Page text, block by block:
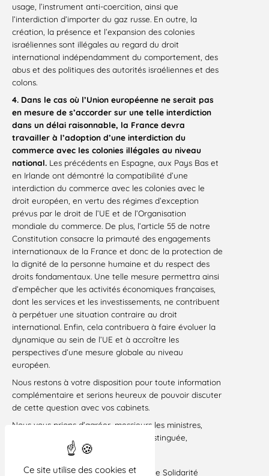
Ce site utilise des cookies et
usage, l’instrument anti-coercition, ainsi que
l’interdiction d’importer du gaz russe. En outre, la
création, la présence et l’expansion des colonies
israéliennes sont illégales au regard du droit
international indépendamment du comportement, des
abus et des politiques des autorités israéliennes et des
colons.
4. Dans le cas où l’Union européenne ne serait pas
en mesure de s’accorder sur une telle interdiction
dans un délai raisonnable, la France devra
travailler à l’adoption d’une interdiction du
commerce avec les colonies illégales au niveau
national. Les précédents en Espagne, aux Pays Bas et
en Irlande ont démontré la compatibilité d’une
interdiction du commerce avec les colonies avec le
droit européen, en vertu des régimes d’exception
prévus par le droit de l’UE et de l’Organisation
mondiale du commerce. De plus, l’article 55 de notre
Constitution consacre la primauté des engagements
internationaux de la France et donc de la protection de
la dignité de la personne humaine et du respect des
droits fondamentaux. Une telle mesure permettra ainsi
d’empêcher que les activités économiques françaises,
dont les services et les investissements, ne contribuent
à perpétuer une situation contraire au droit
international. Enfin, cela contribuera à faire évoluer la
dynamique au sein de l’UE et à accroître les
perspectives d’une mesure globale au niveau
européen.
Nous restons à votre disposition pour toute information
complémentaire et serions heureux de pouvoir discuter
de cette question avec vos cabinets.
Nous vous prions d’agréer, messieurs les ministres,
l’expression de notre considération distinguée,
ActionAid, Association France Palestine Solidarité